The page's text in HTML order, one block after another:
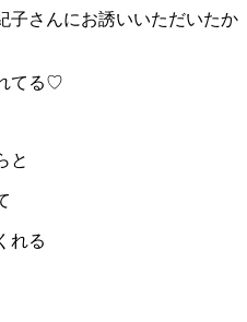
子さんにお誘いいただいたか
てる♡
と
れる